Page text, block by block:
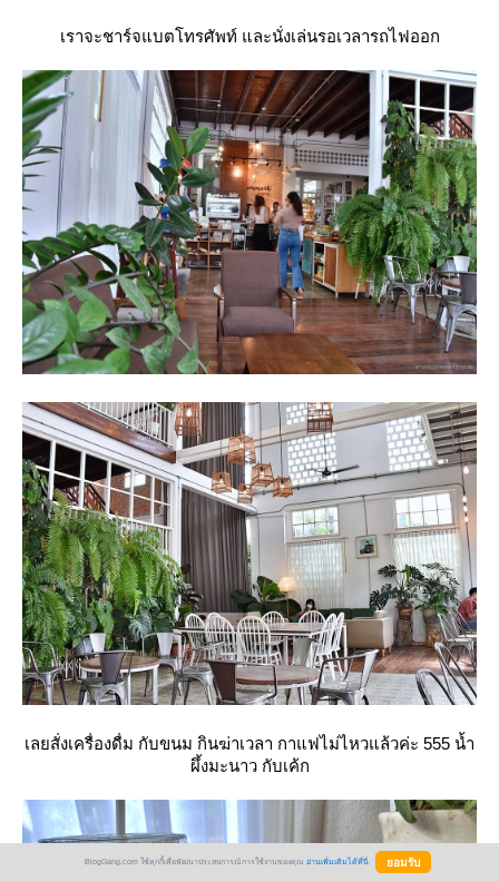
เราจะชาร์จแบตโทรศัพท์ และนั่งเล่นรอเวลารถไฟออก
เลยสั่งเครื่องดื่ม กับขนม กินฆ่าเวลา กาแฟไม่ไหวแล้วค่ะ 555 น้ำ
ผึ้งมะนาว กับเค้ก
BlogGang.com ใช้คุกกี้เพื่อพัฒนาประสบการณ์การใช้งานของคุณ อ่านเพิ่มเติมได้ที่นี่